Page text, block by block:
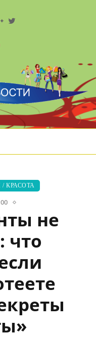
/ КРАСОТА
не
что